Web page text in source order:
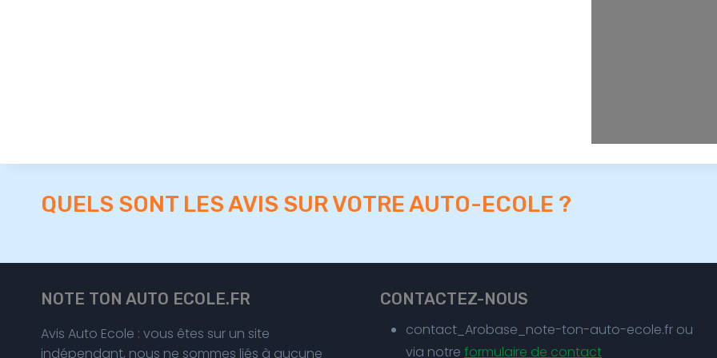
QUELS SONT LES AVIS SUR VOTRE AUTO-ECOLE ?
NOTE TON AUTO ECOLE.FR
Avis Auto Ecole : vous êtes sur un site
indépendant, nous ne sommes liés à aucune
CONTACTEZ-NOUS
contact_Arobase_note-ton-auto-ecole.fr ou
via notre formulaire de contact